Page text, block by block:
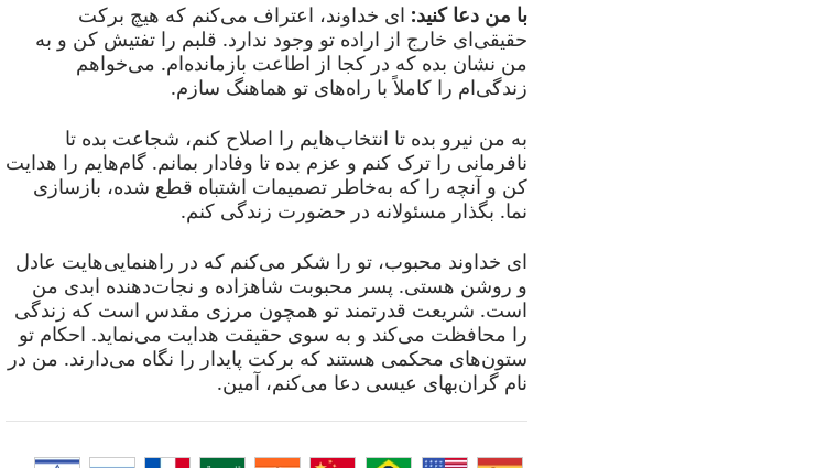
با من دعا کنید: ای خداوند، اعتراف می‌کنم که هیچ برکت
حقیقی‌ای خارج از اراده تو وجود ندارد. قلبم را تفتیش کن و به
من نشان بده که در کجا از اطاعت بازمانده‌ام. می‌خواهم
زندگی‌ام را کاملاً با راه‌های تو هماهنگ سازم.
به من نیرو بده تا انتخاب‌هایم را اصلاح کنم، شجاعت بده تا
نافرمانی را ترک کنم و عزم بده تا وفادار بمانم. گام‌هایم را هدایت
کن و آنچه را که به‌خاطر تصمیمات اشتباه قطع شده، بازسازی
نما. بگذار مسئولانه در حضورت زندگی کنم.
ای خداوند محبوب، تو را شکر می‌کنم که در راهنمایی‌هایت عادل
و روشن هستی. پسر محبوبت شاهزاده و نجات‌دهنده ابدی من
است. شریعت قدرتمند تو همچون مرزی مقدس است که زندگی
را محافظت می‌کند و به سوی حقیقت هدایت می‌نماید. احکام تو
ستون‌های محکمی هستند که برکت پایدار را نگاه می‌دارند. من در
نام گران‌بهای عیسی دعا می‌کنم، آمین.